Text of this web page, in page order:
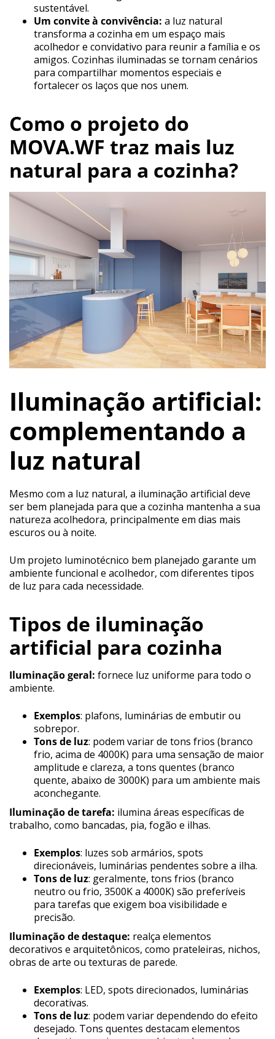
sustentável.
Um convite à convivência: a luz natural
transforma a cozinha em um espaço mais
acolhedor e convidativo para reunir a família e os
amigos. Cozinhas iluminadas se tornam cenários
para compartilhar momentos especiais e
fortalecer os laços que nos unem.
Como o projeto do
MOVA.WF traz mais luz
natural para a cozinha?
Iluminação artificial:
complementando a
luz natural
Mesmo com a luz natural, a iluminação artificial deve
ser bem planejada para que a cozinha mantenha a sua
natureza acolhedora, principalmente em dias mais
escuros ou à noite.
Um projeto luminotécnico bem planejado garante um
ambiente funcional e acolhedor, com diferentes tipos
de luz para cada necessidade.
Tipos de iluminação
artificial para cozinha
Iluminação geral: fornece luz uniforme para todo o
ambiente.
Exemplos: plafons, luminárias de embutir ou
sobrepor.
Tons de luz: podem variar de tons frios (branco
frio, acima de 4000K) para uma sensação de maior
amplitude e clareza, a tons quentes (branco
quente, abaixo de 3000K) para um ambiente mais
aconchegante.
Iluminação de tarefa: ilumina áreas específicas de
trabalho, como bancadas, pia, fogão e ilhas.
Exemplos: luzes sob armários, spots
direcionáveis, luminárias pendentes sobre a ilha.
Tons de luz: geralmente, tons frios (branco
neutro ou frio, 3500K a 4000K) são preferíveis
para tarefas que exigem boa visibilidade e
precisão.
Iluminação de destaque: realça elementos
decorativos e arquitetônicos, como prateleiras, nichos,
obras de arte ou texturas de parede.
Exemplos: LED, spots direcionados, luminárias
decorativas.
Tons de luz: podem variar dependendo do efeito
desejado. Tons quentes destacam elementos